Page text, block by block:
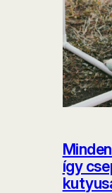
így